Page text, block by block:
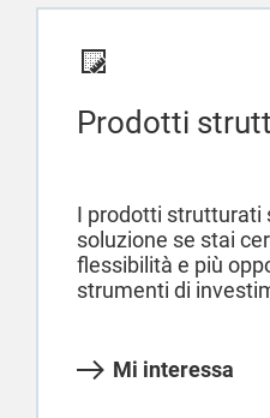
Prodotti
I prodotti strutturati
soluzione se stai
flessibilità e più
strumenti di
Mi interessa